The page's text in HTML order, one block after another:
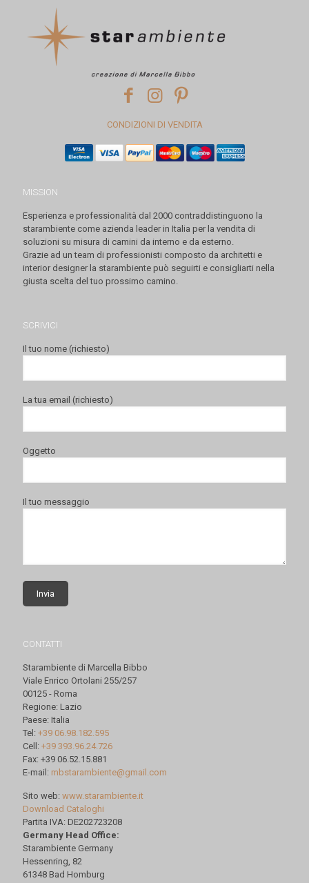
CONDIZIONI DI VENDITA
MISSION
Esperienza e professionalità dal 2000 contraddistinguono la
starambiente come azienda leader in Italia per la vendita di
soluzioni su misura di camini da interno e da esterno.
Grazie ad un team di professionisti composto da architetti e
interior designer la starambiente può seguirti e consigliarti nella
giusta scelta del tuo prossimo camino.
SCRIVICI
Il tuo nome (richiesto)
La tua email (richiesto)
Oggetto
Il tuo messaggio
CONTATTI
Starambiente di Marcella Bibbo
Viale Enrico Ortolani 255/257
00125 - Roma
Regione: Lazio
Paese: Italia
Tel: +39 06.98.182.595
Cell: +39 393.96.24.726
Fax: +39 06.52.15.881
E-mail: mbstarambiente@gmail.com
Sito web: www.starambiente.it
Download Cataloghi
Partita IVA: DE202723208
Germany Head Office:
Starambiente Germany
Hessenring, 82
61348 Bad Homburg